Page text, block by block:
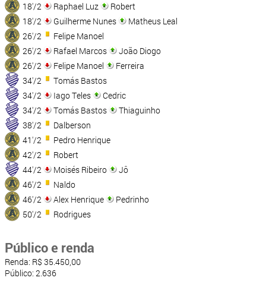
18'/2
Raphael Luz
Robert
18'/2
Guilherme Nunes
Matheus Leal
26'/2
Felipe Manoel
26'/2
Rafael Marcos
João Diogo
26'/2
Felipe Manoel
Ferreira
34'/2
Tomás Bastos
34'/2
Iago Teles
Cedric
34'/2
Tomás Bastos
Thiaguinho
38'/2
Dalberson
41'/2
Pedro Henrique
42'/2
Robert
44'/2
Moisés Ribeiro
Jô
46'/2
Naldo
46'/2
Alex Henrique
Pedrinho
50'/2
Rodrigues
Público e renda
Renda: R$ 35.450,00
Público: 2.636